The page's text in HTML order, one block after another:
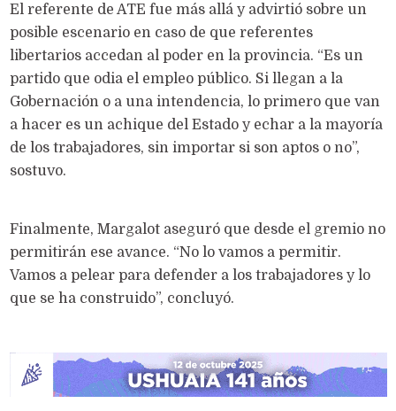
El referente de ATE fue más allá y advirtió sobre un
posible escenario en caso de que referentes
libertarios accedan al poder en la provincia. “Es un
partido que odia el empleo público. Si llegan a la
Gobernación o a una intendencia, lo primero que van
a hacer es un achique del Estado y echar a la mayoría
de los trabajadores, sin importar si son aptos o no”,
sostuvo.
Finalmente, Margalot aseguró que desde el gremio no
permitirán ese avance. “No lo vamos a permitir.
Vamos a pelear para defender a los trabajadores y lo
que se ha construido”, concluyó.